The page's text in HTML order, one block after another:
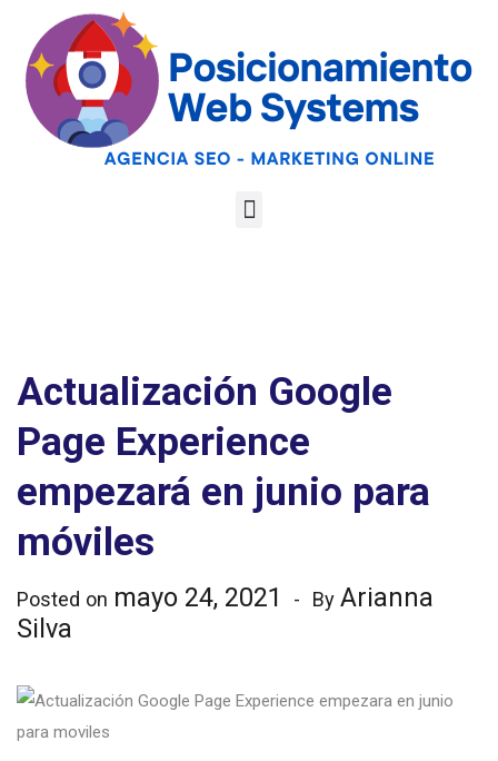
Actualización Google
Page Experience
empezará en junio para
móviles
Posted on mayo 24, 2021 By Arianna
Silva
Optimiza tu web
para las AI
Google
Overviews y los
LLMs
Analiza tu web gratis